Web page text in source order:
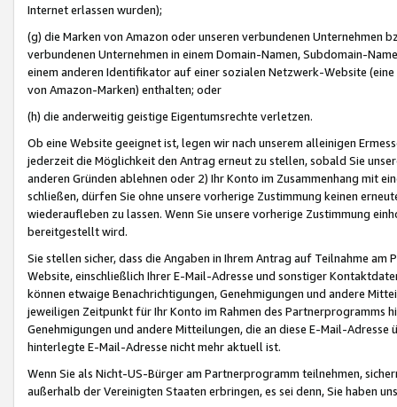
Internet erlassen wurden);
(g) die Marken von Amazon oder unseren verbundenen Unternehmen
verbundenen Unternehmen in einem Domain-Namen, Subdomain-
einem anderen Identifikator auf einer sozialen Netzwerk-Website
von Amazon-Marken) enthalten; oder
(h) die anderweitig geistige Eigentumsrechte verletzen.
Ob eine Website geeignet ist, legen wir nach unserem alleinigen
jederzeit die Möglichkeit den Antrag erneut zu stellen, sobald Sie
anderen Gründen ablehnen oder 2) Ihr Konto im Zusammenhang mit
schließen, dürfen Sie ohne unsere vorherige Zustimmung keinen
wiederaufleben zu lassen. Wenn Sie unsere vorherige Zustimmung
bereitgestellt wird.
Sie stellen sicher, dass die Angaben in Ihrem Antrag auf Teilnahme
Website, einschließlich Ihrer E-Mail-Adresse und sonstiger
können etwaige Benachrichtigungen, Genehmigungen und andere
jeweiligen Zeitpunkt für Ihr Konto im Rahmen des Partnerprogramms
Genehmigungen und andere Mitteilungen, die an diese E-Mail-
hinterlegte E-Mail-Adresse nicht mehr aktuell ist.
Wenn Sie als Nicht-US-Bürger am Partnerprogramm teilnehmen,
außerhalb der Vereinigten Staaten erbringen, es sei denn, Sie haben